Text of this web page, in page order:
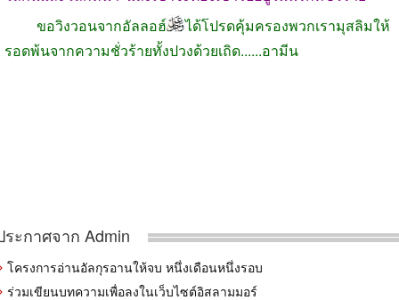
ขอวิงวอนจากอัลลอฮ์
ได้โปรดคุ้มครองพวกเรามุสลิมให้
รอดพ้นจากความชั่วร้ายทั้งปวงด้วยเถิด......อามีน
ระกาศจาก Admin
โครงการอ่านอัลกุรอานให้จบ หนึ่งเดือนหนึ่งรอบ
ร่วมเขียนบทความเพื่อลงในเว็บไซต์อิสลามมอร์